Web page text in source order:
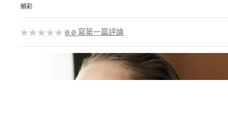
頰彩
0.0 寫第一篇評論